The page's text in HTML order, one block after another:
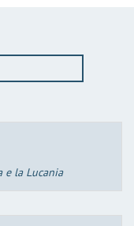
e la Lucania